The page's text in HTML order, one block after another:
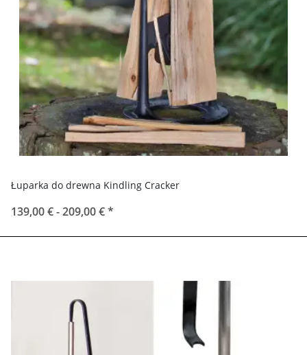
Łuparka do drewna Kindling Cracker
139,00 € -209,00 €*